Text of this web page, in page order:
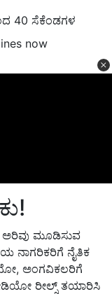
now
40 ಸೆಕೆಂಡಗಳ
ಅರಿವು ಮೂಡಿಸುವ
ನಾಗರಿಕರಿಗೆ ನೈತಿಕ
ಅಂಗವಿಕಲರಿಗೆ
ರೀಲ್ಸ್ ತಯಾರಿಸಿ